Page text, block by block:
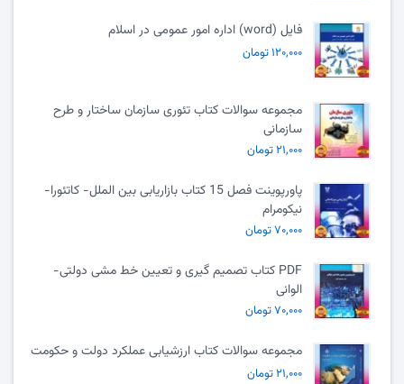
فایل (word) اداره امور عمومی در اسلام
۱۲۰,۰۰۰ تومان
مجموعه سوالات کتاب تئوری سازمان ساختار و طرح
سازمانی
۲۱,۰۰۰ تومان
پاورپوینت فصل 15 کتاب بازاریابی بین الملل- کاتئورا-
نیکومرام
۷۰,۰۰۰ تومان
PDF کتاب تصمیم گیری و تعیین خط مشی دولتی-
الوانی
۷۰,۰۰۰ تومان
مجموعه سوالات کتاب ارزشیابی عملکرد دولت و حکومت
۲۱,۰۰۰ تومان